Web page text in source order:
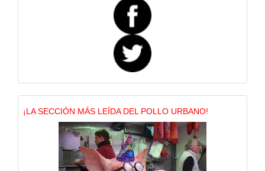
¡LA SECCIÓN MÁS LEÍDA DEL POLLO URBANO!